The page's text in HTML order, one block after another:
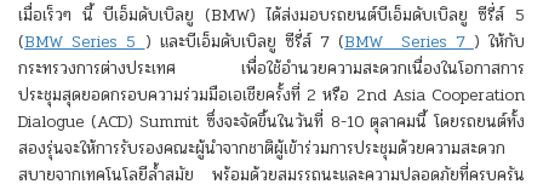
เมื่อเร็วๆ นี้ บีเอ็มดับเบิลยู (BMW) ได้ส่งมอบรถยนต์บีเอ็มดับเบิลยู ซีรี่ส์ 5
(BMW Series 5 ) และบีเอ็มดับเบิลยู ซีรี่ส์ 7 (BMW Series 7 ) ให้กับ
กระทรวงการต่างประเทศ เพื่อใช้อำนวยความสะดวกเนื่องในโอกาสการ
ประชุมสุดยอดกรอบความร่วมมือเอเชียครั้งที่ 2 หรือ 2nd Asia Cooperation
Dialogue (ACD) Summit ซึ่งจะจัดขึ้นในวันที่ 8-10 ตุลาคมนี้ โดยรถยนต์ทั้ง
สองรุ่นจะให้การรับรองคณะผู้นำจากชาติผู้เข้าร่วมการประชุมด้วยความสะดวก
สบายจากเทคโนโลยีล้ำสมัย พร้อมด้วยสมรรถนะและความปลอดภัยที่ครบครัน